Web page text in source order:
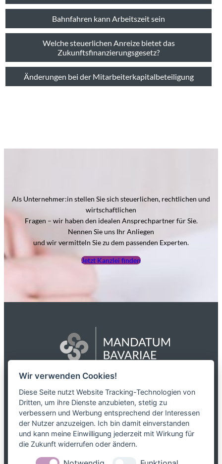
Bahnfahren kann Arbeitszeit sein
Welche steuerlichen Anreize bietet das
Zukunftsfinanzierungsgesetz?
Änderungen bei der Mitarbeiterkapitalbeteiligung
Als Unternehmer:in stellen Sie sich steuerlichen, rechtlichen und
wirtschaftlichen
Fragen – wir haben den idealen Ansprechpartner für Sie.
Nennen Sie uns Ihr Anliegen
und wir vermitteln Sie zu dem passenden Experten.
Jetzt Kanzlei finden
Das Netzwerk
Partnerkanzleien
Karriere
Kontakt
Leistungen
Wir verwenden Cookies!
Diese Seite nutzt Website Tracking-Technologien von
Dritten, um ihre Dienste anzubieten, stetig zu
verbessern und Werbung entsprechend der Interessen
der Nutzer anzuzeigen. Ich bin damit einverstanden
und kann meine Einwilligung jederzeit mit Wirkung für
die Zukunft widerrufen oder ändern.